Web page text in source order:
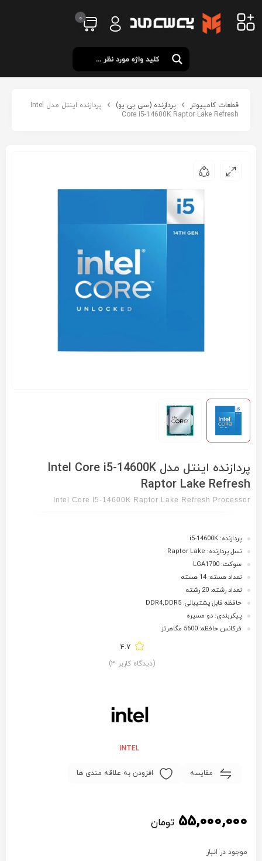
0
قطعات کامپیوتر پردازنده (سی پی یو)
پردازنده اینتل مدل Intel
Core i5-14600K Raptor Lake Refresh
پردازنده اینتل مدل Intel Core i5-14600K
Raptor Lake Refresh
Intel Core I5-14600K Raptor Lake Refresh Processor
پردازنده: i5-14600K
نسل پردازنده: Raptor Lake
سوکت: LGA1700
تعداد هسته: 14 هسته
تعداد رشته: 20 رشته
حافظه قابل پشتیبانی: DDR4,DDR5
پیکربندی: دو مسیره
فرکانس حافظه: 5600 مگاهرتز
4.7
(دیدگاه کاربر 3
)
INTEL
مقایسه افزودن به علاقه مندی ها
55,000,000 تومان
موجود در انبار